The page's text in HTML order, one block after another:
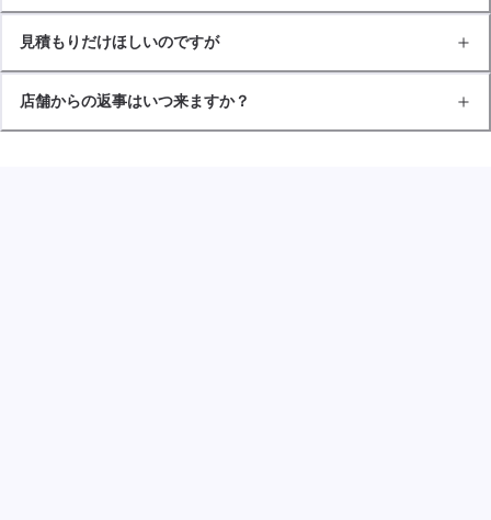
見積もりだけほしいのですが
店舗からの返事はいつ来ますか？